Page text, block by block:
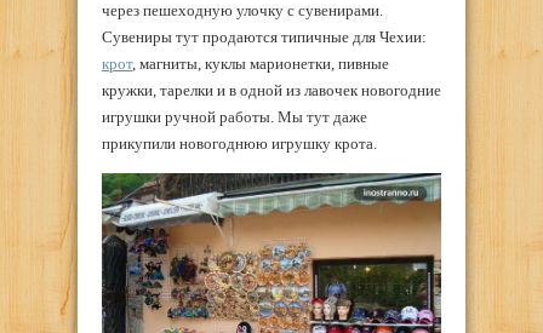
через пешеходную улочку с сувенирами.
Сувениры тут продаются типичные для Чехии:
крот, магниты, куклы марионетки, пивные
кружки, тарелки и в одной из лавочек новогодние
игрушки ручной работы. Мы тут даже
прикупили новогоднюю игрушку крота.